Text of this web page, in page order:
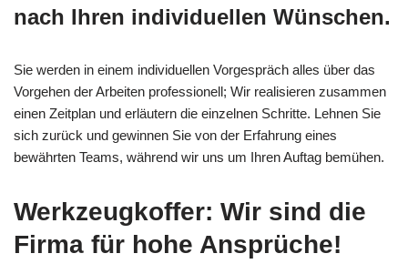
nach Ihren individuellen Wünschen.
Sie werden in einem individuellen Vorgespräch alles über das
Vorgehen der Arbeiten professionell; Wir realisieren zusammen
einen Zeitplan und erläutern die einzelnen Schritte. Lehnen Sie
sich zurück und gewinnen Sie von der Erfahrung eines
bewährten Teams, während wir uns um Ihren Auftag bemühen.
Werkzeugkoffer: Wir sind die
Firma für hohe Ansprüche!